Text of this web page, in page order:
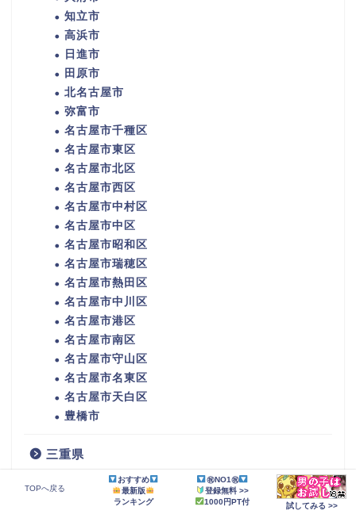
知立市
高浜市
日進市
田原市
北名古屋市
弥富市
名古屋市千種区
名古屋市東区
名古屋市北区
名古屋市西区
名古屋市中村区
名古屋市中区
名古屋市昭和区
名古屋市瑞穂区
名古屋市熱田区
名古屋市中川区
名古屋市港区
名古屋市南区
名古屋市守山区
名古屋市名東区
名古屋市天白区
豊橋市
三重県
四日市市
TOPへ戻る
おすすめ
最新版
ランキング
㊗NO1㊗
登録無料 >>
1000円PT付
試してみる >>